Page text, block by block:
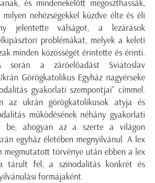
és mindenekelőtt megoszthassák,
nehézségekkel küzdve élte és éli
jelentette válságot, a lezárások
problémákat, melyek a keleti
minden közösségét érintette és érinti.
során a záróelőadást Sviatoslav
Görögkatolikus Egyház nagyérseke
gyakorlati szempontjai” címmel.
az ukrán görögkatolikusok atyja és
működésének néhány gyakorlati
be, ahogyan az a szerte a világon
egyház életében megnyilvánul. A lex
megmutatott törvénye után ebben a lex
tárult fel, a szinodalitás konkrét és
formájaként.